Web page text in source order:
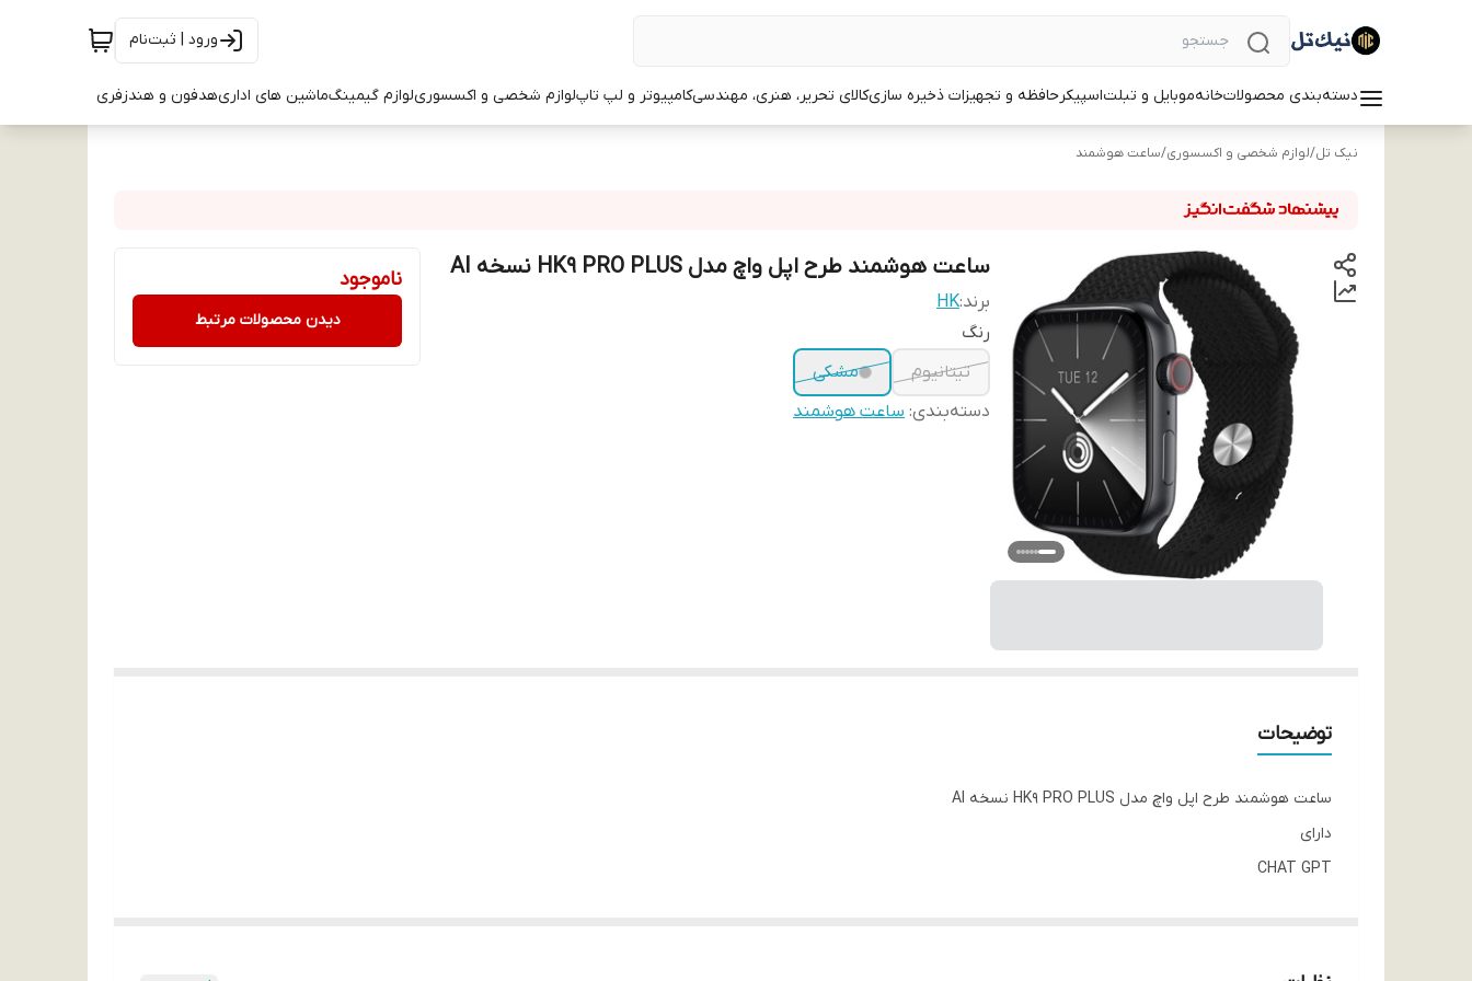
ورود | ثبت‌نام
دسته‌بندی محصولاتخانهموبایل و تبلتاسپیکرحافظه و تجهیزات ذخیره سازیکالای تحریر، هنری، مهندسیکامپیوتر و لپ تاپلوازم شخصی و اکسسوریلوازم گیمینگماشین های اداریهدفون و هندزفری
نیک تل/لوازم شخصی و اکسسوری/ساعت هوشمند
ساعت هوشمند طرح اپل واچ مدل HK9 PRO PLUS نسخه AI
برند:HK
رنگ
تیتانیوم
مشکی
دسته‌بندی: ساعت هوشمند
ناموجود
دیدن محصولات مرتبط
توضیحات
ساعت هوشمند طرح اپل واچ مدل HK9 PRO PLUS نسخه AI
دارای
CHAT GPT
PLAYBACK RECORDING